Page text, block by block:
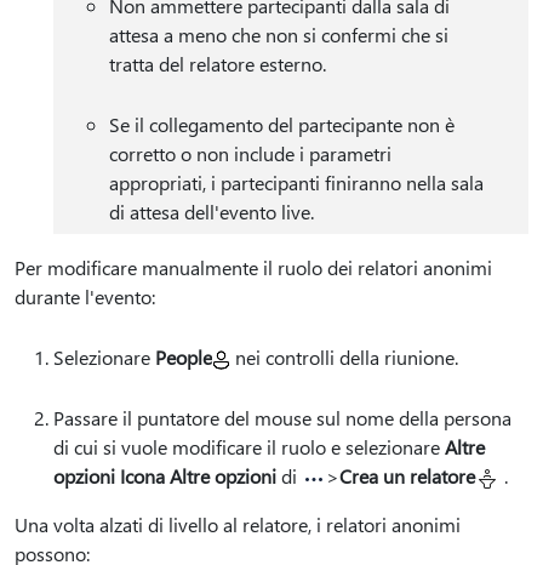
Non ammettere partecipanti dalla sala di
attesa a meno che non si confermi che si
tratta del relatore esterno.
Se il collegamento del partecipante non è
corretto o non include i parametri
appropriati, i partecipanti finiranno nella sala
di attesa dell'evento live.
Per modificare manualmente il ruolo dei relatori anonimi
durante l'evento:
Selezionare People nei controlli della riunione.
Passare il puntatore del mouse sul nome della persona
di cui si vuole modificare il ruolo e selezionareAltre
opzioni Icona Altre opzionidi >Crea un relatore
.
Una volta alzati di livello al relatore, i relatori anonimi
possono: